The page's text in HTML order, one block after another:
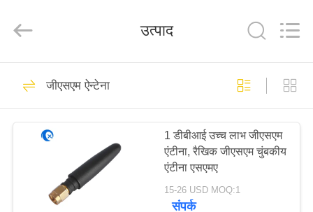
उत्पादों
Reserved.
ओमनी वाईफाई एंटीना
उत्पाद
जीएसएम ऐन्टेना
1 डीबीआई उच्च लाभ जीएसएम
एंटीना, रैखिक जीएसएम चुंबकीय
एंटीना एसएमए
15-26 USD MOQ:1
संपर्क